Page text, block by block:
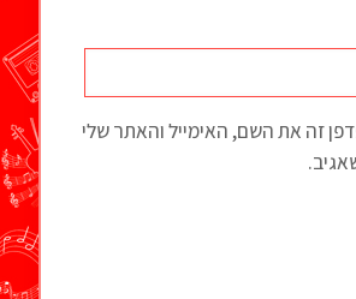
זה את השם, האימייל והאתר שלי